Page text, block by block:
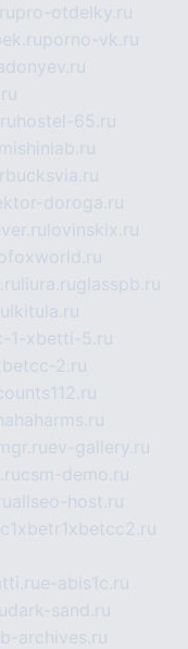
pro-otdelky.ru
porno-vk.ru
hostel-65.ru
mishinlab.ru
doroga.ru
lovinskix.ru
liura.ruglasspb.ru
1-xbetti-5.ru
2.ru
ev-gallery.ru
csm-demo.ru
allseo-host.ru
e-abis1c.ru
dark-sand.ru
archives.ru